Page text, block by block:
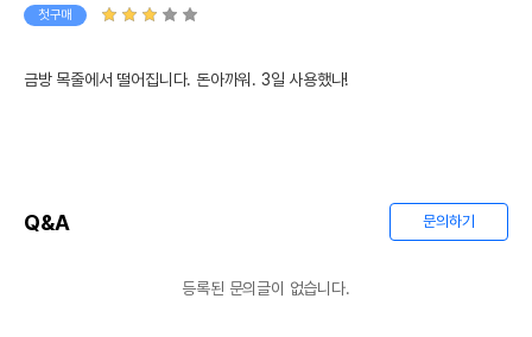
첫구매
금방 목줄에서 떨어집니다. 돈아까워. 3일 사용했나!
Q&A 문의하기
등록된 문의글이 없습니다.